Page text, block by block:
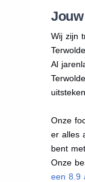
Wij zijn
Al
Onze
er alles
bent
Onze
een 8.9